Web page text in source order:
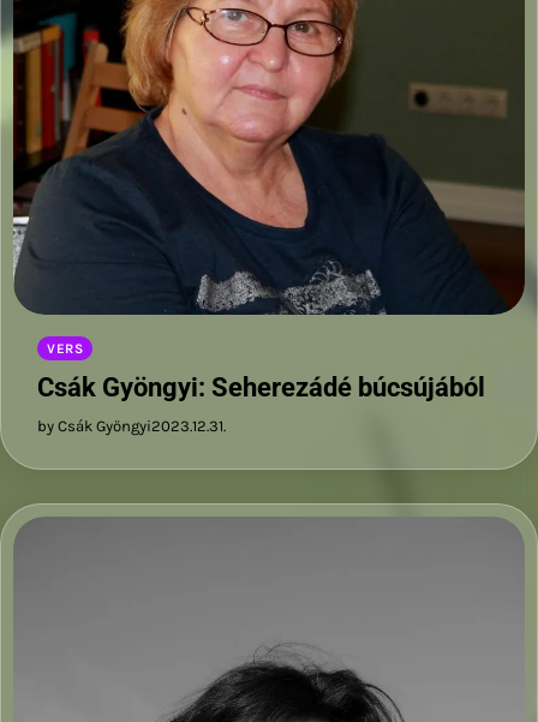
VERS
Csák Gyöngyi: Seherezádé búcsújából
by Csák Gyöngyi2023.12.31.